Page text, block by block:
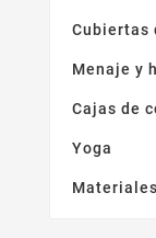
Cubiertas
Menaje y
Cajas de
Yoga